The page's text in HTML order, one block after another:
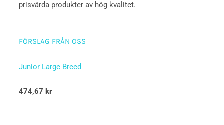
prisvärda produkter av hög kvalitet.
FÖRSLAG FRÅN OSS
Junior Large Breed
Betygsatt
5.00
474,67 kr